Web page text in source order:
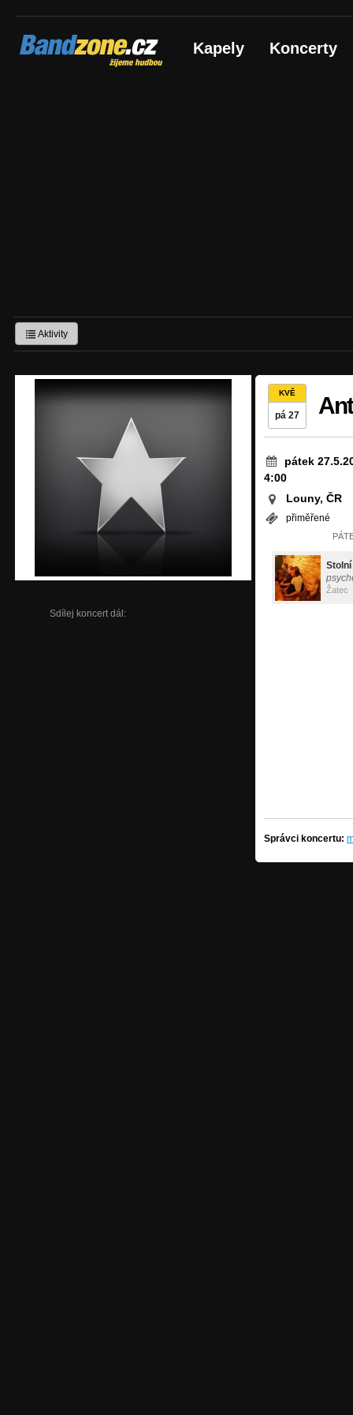
Bandzone.cz
žijeme hudbou Kapely Koncerty
Aktivity
Sdílej koncert dál:
KVĚ
pá 27
pátek
4:00
Louny, ČR
přiměřené
Žatec
Správci koncertu: